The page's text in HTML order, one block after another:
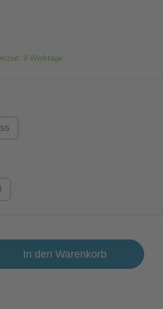
9 Werktage
In den Warenkorb